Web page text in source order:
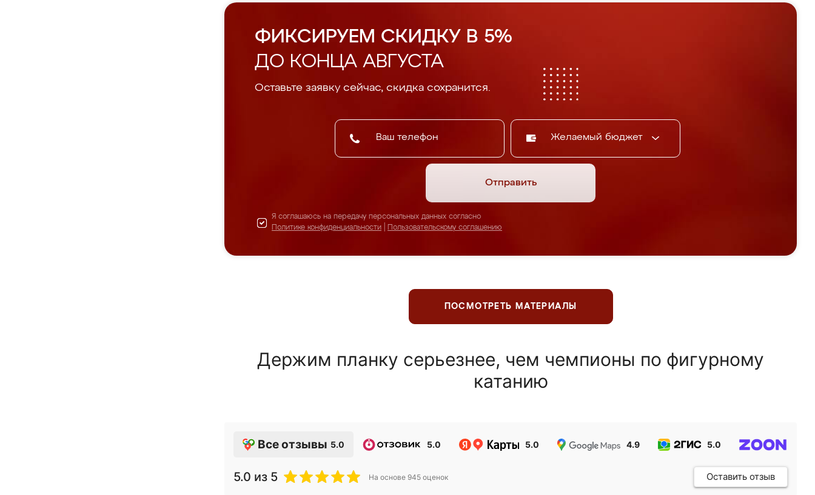
ФИКСИРУЕМ СКИДКУ В 5%
ДО КОНЦА АВГУСТА
Оставьте заявку сейчас, скидка сохранится.
Желаемый бюджет
Отправить
Я соглашаюсь на передачу персональных данных согласно
Политике конфиденциальности
Пользовательскому соглашению
ПОСМОТРЕТЬ МАТЕРИАЛЫ
Держим планку серьезнее, чем чемпионы по фигурному
катанию
Все отзывы 5.0 5.0 5.0 4.9 5.0
5.0 из 5 На основе 945 оценок Оставить отзыв